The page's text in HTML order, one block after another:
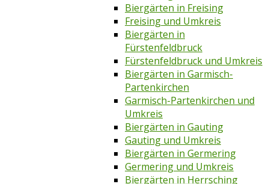
Biergärten in Freising
Freising und Umkreis
Biergärten in
Fürstenfeldbruck
Fürstenfeldbruck und Umkreis
Biergärten in Garmisch-
Partenkirchen
Garmisch-Partenkirchen und
Umkreis
Biergärten in Gauting
Gauting und Umkreis
Biergärten in Germering
Germering und Umkreis
Biergärten in Herrsching